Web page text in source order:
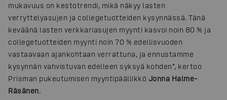
mukavuus on kestotrendi, mikä näkyy lasten
verryttelyasujen ja collegetuotteiden kysynnässä. Tänä
keväänä lasten verkkariasujen myynti kasvoi noin 80 % ja
collegetuotteiden myynti noin 70 % edellisvuoden
vastaavaan ajankohtaan verrattuna, ja ennustamme
kysynnän vahvistuvan edelleen syksyä kohden”, kertoo
Prisman pukeutumisen myyntipäällikkö Jonna Halme-
Räsänen.